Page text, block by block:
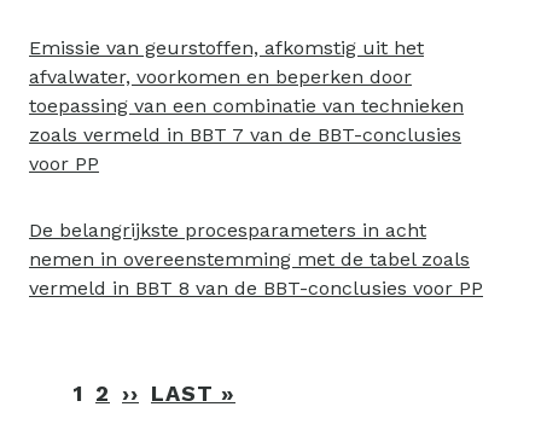
Emissie van geurstoffen, afkomstig uit het
afvalwater, voorkomen en beperken door
toepassing van een combinatie van technieken
zoals vermeld in BBT 7 van de BBT-conclusies
voor PP
De belangrijkste procesparameters in acht
nemen in overeenstemming met de tabel zoals
vermeld in BBT 8 van de BBT-conclusies voor PP
Paginering
1 2 ›› VOLGENDE
LAST »